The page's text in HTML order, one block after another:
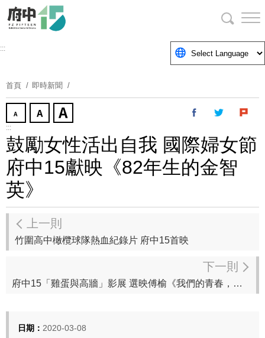
要
塊
:::
首頁 即時新聞
:::
鼓勵女性活出自我 國際婦女節
府中15獻映《82年生的金智
英》
上一則
竹圍高中橄欖球隊熱血紀錄片 府中15首映
下一則
府中15「雞蛋與高牆」影展 選映傅榆《我們的青春，在台灣》
日期： 2020-03-08